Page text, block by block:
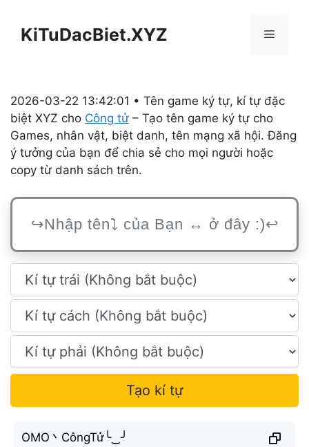
KiTuDacBiet.XYZ Menu
2026-03-22 13:42:01 • Tên game ký tự, kí tự đặc
biệt XYZ cho Công tử – Tạo tên game ký tự cho
Games, nhân vật, biệt danh, tên mạng xã hội. Đăng
ý tưởng của bạn để chia sẻ cho mọi người hoặc
copy từ danh sách trên.
Tạo kí tự
OMO丶CôngTử╰‿╯